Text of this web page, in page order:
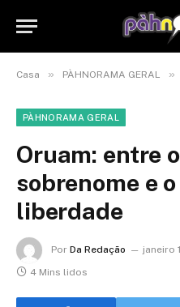
Casa » PÀHNORAMA GERAL »
PÀHNORAMA GERAL
Oruam: entre
sobrenome e
liberdade
Por Da Redação janeiro
4 Mins lidos